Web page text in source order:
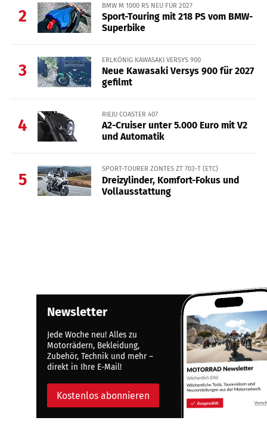
2
BMW M 1000 RS NEU FÜR 2027
Sport-Touring mit 218 PS vom BMW-
Superbike
3
ERLKÖNIG KAWASAKI VERSYS 900
Neue Kawasaki Versys 900 für 2027
gefilmt
4
RIEJU COASTER 407
A2-Cruiser unter 5.000 Euro mit V2
und Automatik
5
SPORT-TOURER ZONTES ZT 703-T (ETC)
Dreizylinder, Komfort-Fokus und
Vollausstattung
Newsletter
Jede Woche neu! Alles zu
Motorrädern, Bekleidung,
Zubehör, Technik und mehr –
direkt in Ihre E-Mail!
Kostenlos abonnieren